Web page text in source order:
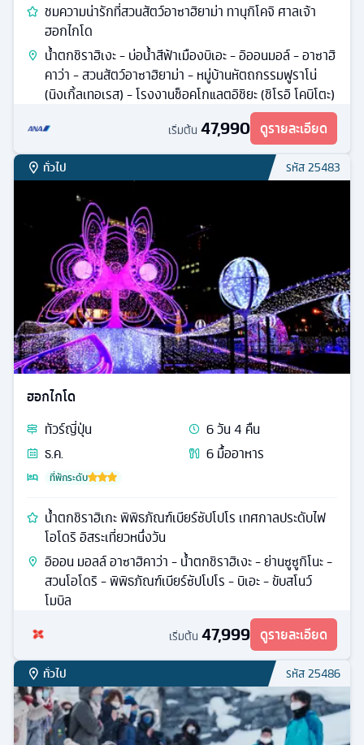
ชมความน่ารักที่สวนสัตว์อาซาฮิยาม่า ทานุกิโคจิ ศาลเจ้า
ฮอกไกโด
น้ำตกชิราฮิเงะ - บ่อน้ำสีฟ้าเมืองบิเอะ - อิออนมอล์ - อาซาฮิ
คาว่า - สวนสัตว์อาซาฮิยาม่า - หมู่บ้านหัตถกรรมฟูราโน่
(นิงเกิ้ลเทอเรส) - โรงงานช็อคโกแลตอิชิยะ (ชิโรอิ โคบิโตะ)
เริ่มต้น 47,990 ดูรายละเอียด
ทั่วไป รหัส25483
ฮอกไกโด
ทัวร์ญี่ปุ่น 6วัน4 คืน
ธ.ค.
6มื้ออาหาร
ที่พักระดับ
น้ำตกชิราฮิเกะ พิพิธภัณฑ์เบียร์ซัปโปโร เทศกาลประดับไฟ
โอโดริ อิสระเที่ยวหนึ่งวัน
อิออน มอลล์ อาซาฮิคาว่า - น้ำตกชิราฮิเงะ - ย่านซูซูกิโนะ -
สวนโอโดริ - พิพิธภัณฑ์เบียร์ซัปโปโร - บิเอะ - ขับสโนว์
โมบิล
เริ่มต้น 47,999 ดูรายละเอียด
ทั่วไป รหัส25486